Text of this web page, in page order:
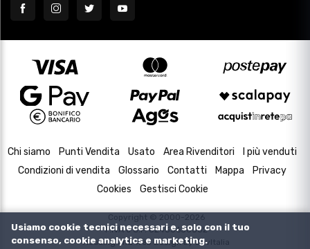
Chi siamo Punti Vendita Usato Area Rivenditori
I più venduti
Condizioni di vendita
Glossario Contatti Mappa
Privacy
Cookies
Gestisci Cookie
Copyright © 2000-2026
P.IVA e C.F. 02433630502
Housing and Web Design byDevItalia
Usiamo cookie tecnici necessari e, solo con il tuo
consenso, cookie analytics e marketing.